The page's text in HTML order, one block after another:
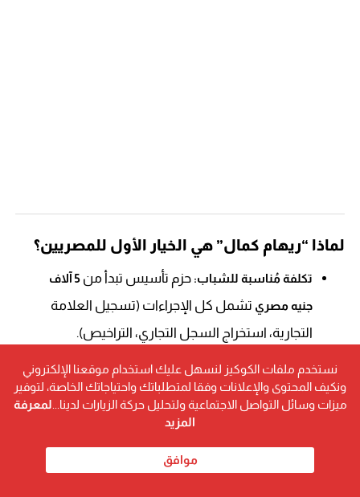
لماذا “ريهام كمال” هي الخيار الأول للمصريين؟
تكلفة مُناسبة للشباب: حزم تأسيس تبدأ من
5 آلاف
جنيه مصري تشمل كل الإجراءات (تسجيل العلامة
التجارية، استخراج السجل التجاري، التراخيص).
دعم قانوني متكامل:فريق مُتخصص فيالقانون
المصريولوائح الهيئة العامة للاستثمار وهيئة التنمية
تأسيس الشركات عن بُعد:لا داعي للانتقال بين
نستخدم ملفات الكوكيز لنسهل عليك استخدام موقعنا الإلكتروني
ونكيف المحتوى والإعلانات وفقا لمتطلباتك واحتياجاتك الخاصة، لتوفير
ميزات وسائل التواصل الاجتماعية ولتحليل حركة الزيارات لدينا... لمعرفة
المزيد
موافق